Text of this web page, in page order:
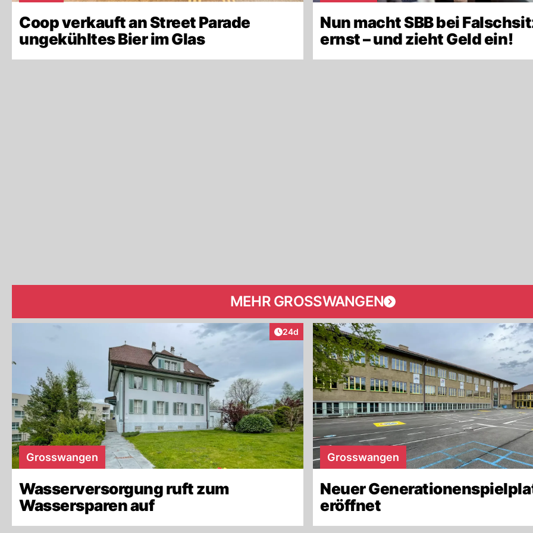
Coop verkauft an Street Parade
ungekühltes Bier im Glas
Nun macht SBB bei
ernst – und zieht Geld ein!
MEHR GROSSWANGEN
Artikel veröffentlicht:
24d
Grosswangen
Wasserversorgung ruft zum
Wassersparen auf
Grosswangen
Neuer
eröffnet